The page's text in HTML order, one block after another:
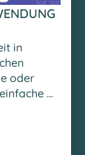
in
oder
...